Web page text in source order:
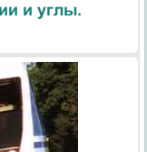
и углы.